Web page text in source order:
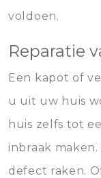
voldoen.
Reparatie
Een kapot of
u uit uw huis
huis zelfs tot
inbraak
defect raken.